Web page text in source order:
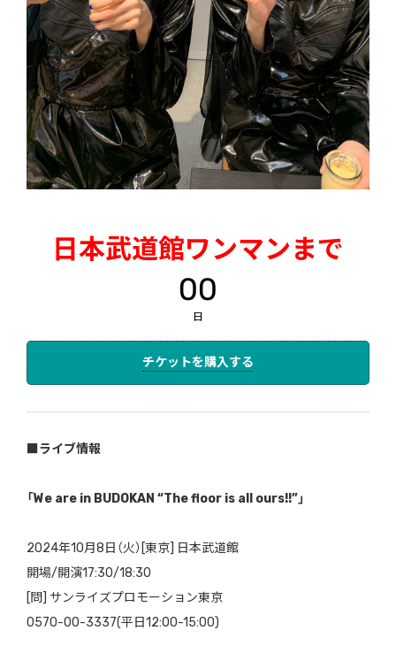
日本武道館ワンマンまで
00
日
チケットを購入する
■ライブ情報
「We are in BUDOKAN “The floor is all ours!!”」
2024年10月8日（火）[東京] 日本武道館
開場/開演17:30/18:30
[問] サンライズプロモーション東京
0570-00-3337(平日12:00-15:00)